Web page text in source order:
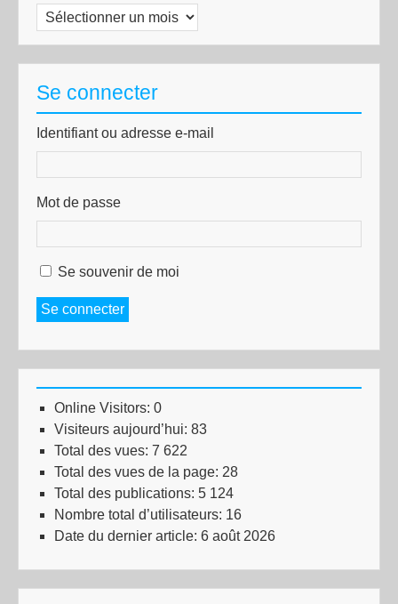
Archives
Se connecter
Identifiant ou adresse e-mail
Mot de passe
Se souvenir de moi
Se connecter
Online Visitors: 0
Visiteurs aujourd’hui: 83
Total des vues: 7 622
Total des vues de la page: 28
Total des publications: 5 124
Nombre total d’utilisateurs: 16
Date du dernier article: 6 août 2026